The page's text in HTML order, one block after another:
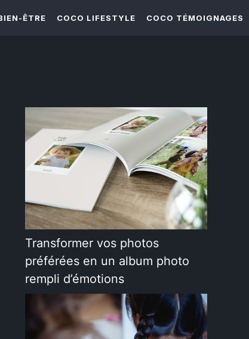
ÊTRE COCO LIFESTYLE COCO TÉMOIGNAGES
Transformer vos photos
préférées en un album photo
rempli d’émotions